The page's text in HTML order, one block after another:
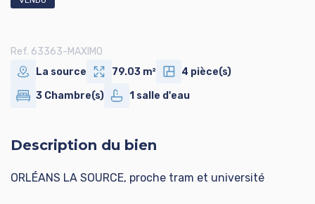
Ref. 63363-MAXIMO
La source
79.03 m² 4 pièce(s)
3 Chambre(s) 1 salle d'eau
Description du bien
ORLÉANS LA SOURCE, proche tram et université